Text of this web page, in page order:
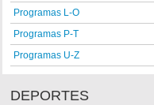
Programas L-O
Programas P-T
Programas U-Z
DEPORTES